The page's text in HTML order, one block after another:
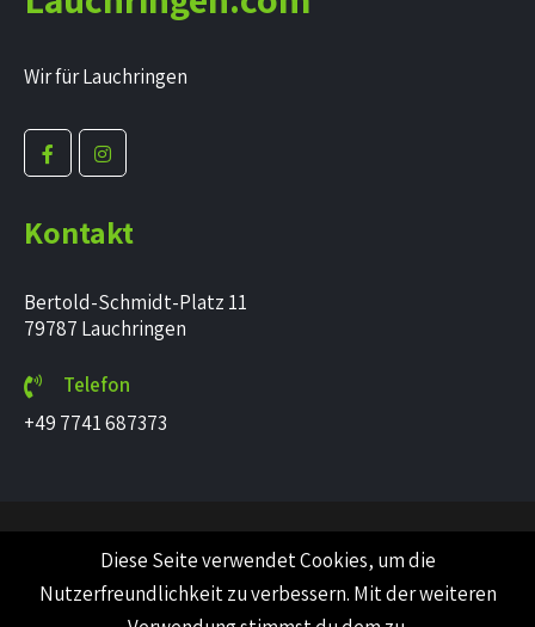
Wir für Lauchringen
Kontakt
Bertold-Schmidt-Platz 11
79787 Lauchringen
Telefon
+49 7741 687373
© 2022 PurpleFox. All Rights Reserved.Impressum
Datenschutzerklärung
Diese Seite verwendet Cookies, um die
Nutzerfreundlichkeit zu verbessern. Mit der weiteren